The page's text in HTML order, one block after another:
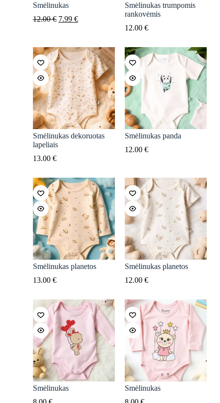
Smėlinukas
12.00€ Original
7.99 €Current
Smėlinukas trumpomis
rankovėmis
12.00 €
Smėlinukas dekoruotas
lapeliais
13.00 €
Smėlinukas panda
12.00 €
Smėlinukas planetos
13.00 €
Smėlinukas planetos
12.00 €
Smėlinukas
Smėlinukas